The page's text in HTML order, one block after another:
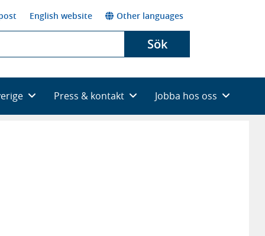
English website Other languages
Sök
Press & kontakt Jobba hos oss